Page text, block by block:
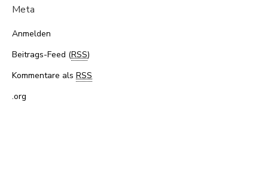
Meta
Anmelden
Beitrags-Feed (RSS)
Kommentare als RSS
.org